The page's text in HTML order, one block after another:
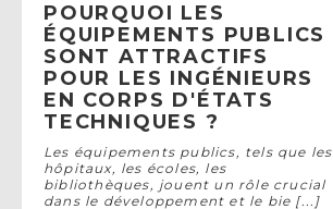
POURQUOI LES
ÉQUIPEMENTS PUBLICS
SONT ATTRACTIFS
POUR LES INGÉNIEURS
EN CORPS D'ÉTATS
TECHNIQUES ?
Les équipements publics, tels que les
hôpitaux, les écoles, les
bibliothèques, jouent un rôle crucial
dans le développement et le bie [...]